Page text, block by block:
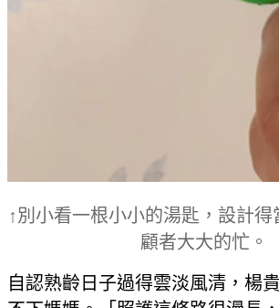
↑別小看一根小小的湯匙，設計
顧者大大的忙。
自認熟齡日子過得雲淡風清，楊